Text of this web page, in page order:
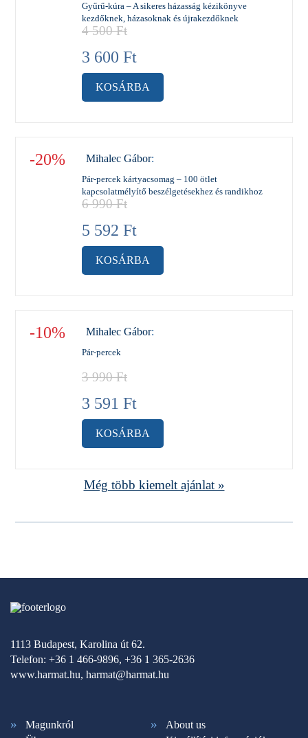
Gyűrű-kúra – A sikeres házasság kézikönyve
kezdőknek, házasoknak és újrakezdőknek
4 500Ft
3 600 Ft
KOSÁRBA
-20% Mihalec Gábor:
Pár-percek kártyacsomag – 100 ötlet
kapcsolatmélyítő beszélgetésekhez és randikhoz
6 990Ft
5 592 Ft
KOSÁRBA
-10% Mihalec Gábor:
Pár-percek
3 990Ft
3 591 Ft
KOSÁRBA
Még több kiemelt ajánlat »
1113 Budapest, Karolina út 62.
Telefon: +36 1 466-9896, +36 1 365-2636
www.harmat.hu, harmat@harmat.hu
Magunkról
About us